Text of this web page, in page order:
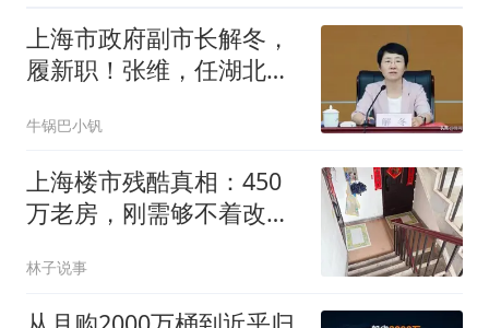
上海市政府副市长解冬，
履新职！张维，任湖北省
牛锅巴小钒
上海楼市残酷真相：450
万老房，刚需够不着改善
林子说事